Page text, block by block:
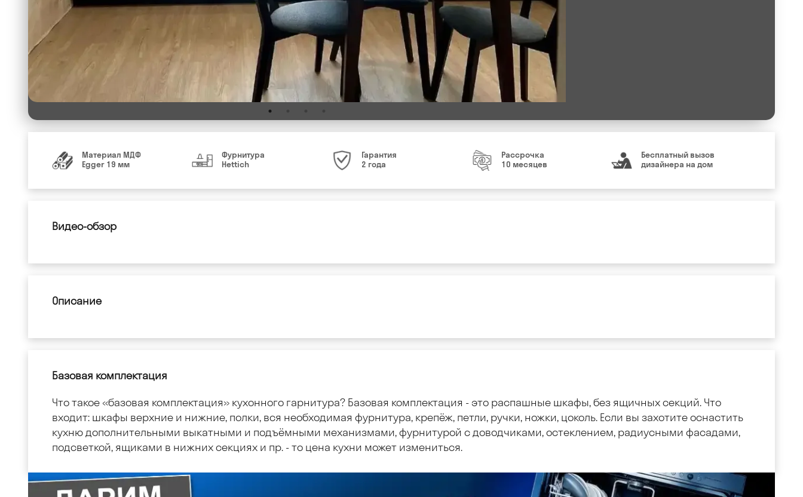
Материал МДФ
Egger 19 мм
Фурнитура
Hettich
Гарантия
2 года
Рассрочка
10 месяцев
Бесплатный вызов
дизайнера на дом
Видео-обзор
Описание
Базовая комплектация
Что такое «базовая комплектация» кухонного гарнитура? Базовая комплектация - это распашные шкафы, без ящичных секций. Что
входит: шкафы верхние и нижние, полки, вся необходимая фурнитура, крепёж, петли, ручки, ножки, цоколь. Если вы захотите оснастить
кухню дополнительными выкатными и подъёмными механизмами, фурнитурой с доводчиками, остеклением, радиусными фасадами,
подсветкой, ящиками в нижних секциях и пр. - то цена кухни может измениться.